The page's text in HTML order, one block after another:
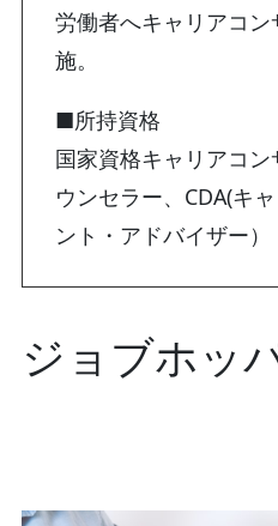
労働者へキャリアコ
施。
■所持資格
国家資格キャリアコ
ウンセラー、CDA(キ
ント・アドバイザー）
ジョブホッ